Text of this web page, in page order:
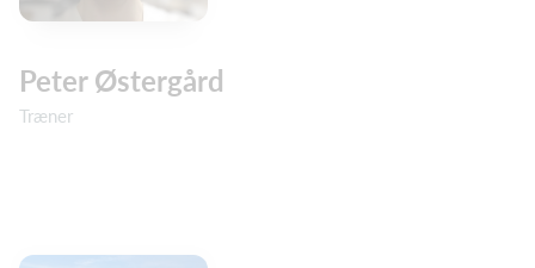
Peter Østergård
Træner